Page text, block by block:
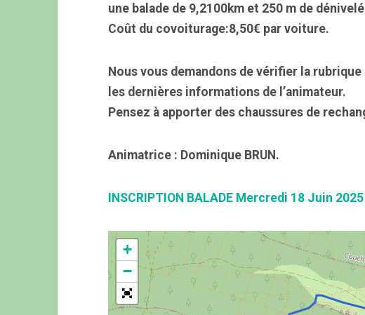
une balade de 9,2100km et 250 m de
Coût du covoiturage:8,50€ par voiture.
Nous vous demandons de vérifier la
les dernières informations de l’animateur.
Pensez à apporter des chaussures de
Animatrice : Dominique BRUN.
INSCRIPTION BALADE Mercredi 18 Juin 2025
+
−